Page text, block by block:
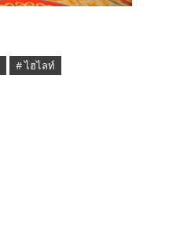
# ไฮไลท์